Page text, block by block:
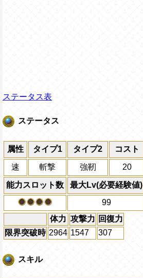
ステータス表
ステータス
属性 タイプ1 タイプ2 コスト
速 斬撃 強靭 20
能力スロット数
最大Lv(必要経験値)
99
体力 攻撃力 回復力
限界突破時 2964 1547 307
スキル